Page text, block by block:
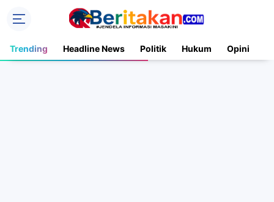
Trending Headline News Politik Hukum Opini